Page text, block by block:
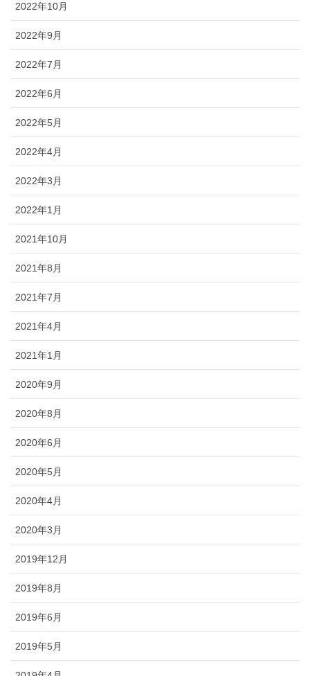
2022年10月
2022年9月
2022年7月
2022年6月
2022年5月
2022年4月
2022年3月
2022年1月
2021年10月
2021年8月
2021年7月
2021年4月
2021年1月
2020年9月
2020年8月
2020年6月
2020年5月
2020年4月
2020年3月
2019年12月
2019年8月
2019年6月
2019年5月